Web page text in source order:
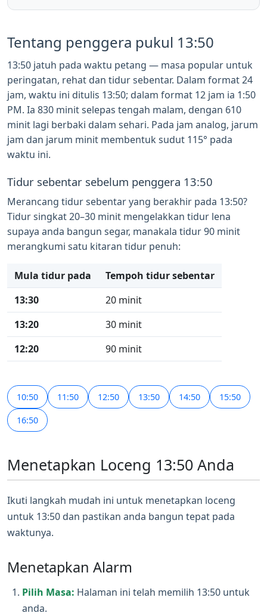
Tentang penggera pukul 13:50
13:50 jatuh pada waktu petang — masa popular untuk
peringatan, rehat dan tidur sebentar. Dalam format 24
jam, waktu ini ditulis 13:50; dalam format 12 jam ia 1:50
PM. Ia 830 minit selepas tengah malam, dengan 610
minit lagi berbaki dalam sehari. Pada jam analog, jarum
jam dan jarum minit membentuk sudut 115° pada
waktu ini.
Tidur sebentar sebelum penggera 13:50
Merancang tidur sebentar yang berakhir pada 13:50?
Tidur singkat 20–30 minit mengelakkan tidur lena
supaya anda bangun segar, manakala tidur 90 minit
merangkumi satu kitaran tidur penuh:
Mula tidur pada
Tempoh tidur sebentar
13:30
20 minit
13:20
30 minit
12:20
90 minit
10:50 11:50 12:50 13:50 14:50 15:50
16:50
Menetapkan Loceng 13:50 Anda
Ikuti langkah mudah ini untuk menetapkan loceng
untuk 13:50 dan pastikan anda bangun tepat pada
waktunya.
Menetapkan Alarm
Pilih Masa: Halaman ini telah memilih 13:50 untuk
anda.